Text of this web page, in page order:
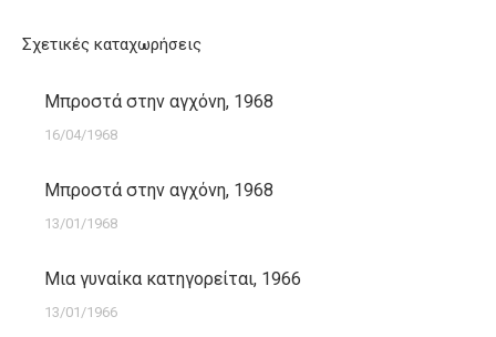
Σχετικές καταχωρήσεις
Μπροστά στην αγχόνη, 1968
16/04/1968
Μπροστά στην αγχόνη, 1968
13/01/1968
Μια γυναίκα κατηγορείται, 1966
13/01/1966